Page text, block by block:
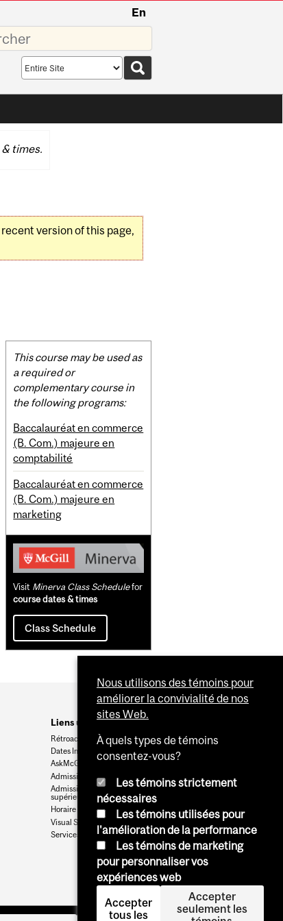
En
Search
scope
times.
version of this page,
Related
Content
This course may be used as
a required or
complementary course in
the following programs:
Baccalauréat en commerce
(B. Com.) majeure en
comptabilité
Baccalauréat en commerce
(B. Com.) majeure en
marketing
Visit Minerva Class Schedulefor
course dates & times
Class Schedule
Liens utiles
Rétroaction
Dates Importantes
AskMcGill
Admission au premier cycle
Admissions aux cycles
supérieurs et postdoctoraux
Horaire des cours
Visual Schedule Builder
Services aux étudiants
Nous utilisons des témoins pour
améliorer la convivialité de nos
sites Web.
À quels types de témoins
consentez-vous?
Les témoins strictement
nécessaires
Les témoins utilisées pour
l'amélioration de la performance
Les témoins de marketing
pour personnaliser vos
expériences web
Accepter
tous les
Accepter
seulement les